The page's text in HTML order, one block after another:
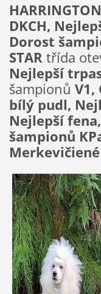
HARRINGTON
DKCH,
Dorost
STARtřída
Nejlepší
šampionů V1,
bílý pudl,
Nejlepší
šampionů
Merkevičiené